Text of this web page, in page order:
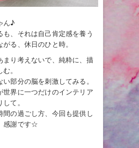
ん♪
も、それは自己肯定感を養う
がる、休日のひと時。
まり考えないで、純粋に、描
。
い部分の脳を刺激してみる。
世界に一つだけのインテリア
て。
間の過ごし方、今回も提供し
感謝です☆